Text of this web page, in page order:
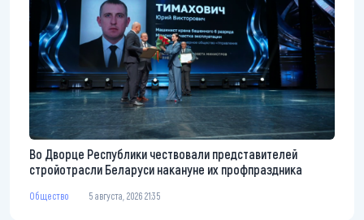
Во Дворце Республики чествовали представителей
стройотрасли Беларуси накануне их профпраздника
Общество 5 августа, 2026 21:35